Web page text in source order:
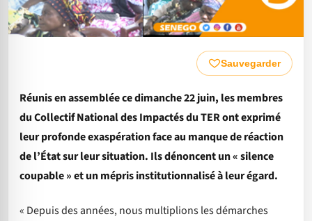
Sauvegarder
Réunis en assemblée ce dimanche 22 juin, les membres
du Collectif National des Impactés du TER ont exprimé
leur profonde exaspération face au manque de réaction
de l’État sur leur situation. Ils dénoncent un « silence
coupable » et un mépris institutionnalisé à leur égard.
« Depuis des années, nous multiplions les démarches